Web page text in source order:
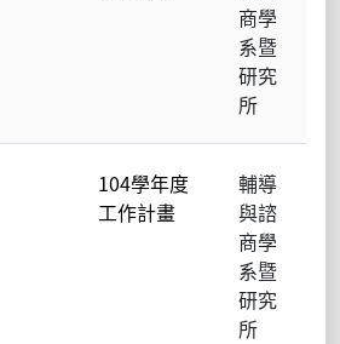
商學
系暨
研究
所
104學年度
工作計畫
輔導
與諮
商學
系暨
研究
所